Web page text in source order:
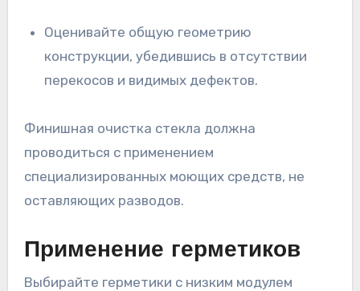
Оценивайте общую геометрию
конструкции, убедившись в отсутствии
перекосов и видимых дефектов.
Финишная очистка стекла должна
проводиться с применением
специализированных моющих средств, не
оставляющих разводов.
Применение герметиков
Выбирайте герметики с низким модулем